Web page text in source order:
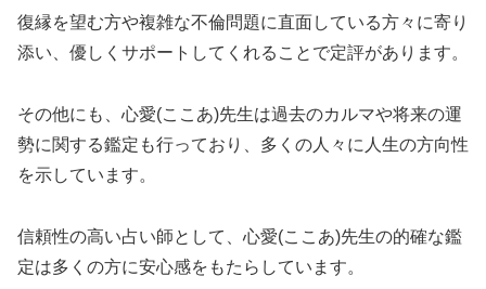
復縁を望む方や複雑な不倫問題に直面している方々に寄り
添い、優しくサポートしてくれることで定評があります。
その他にも、心愛(ここあ)先生は過去のカルマや将来の運
勢に関する鑑定も行っており、多くの人々に人生の方向性
を示しています。
信頼性の高い占い師として、心愛(ここあ)先生の的確な鑑
定は多くの方に安心感をもたらしています。